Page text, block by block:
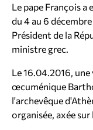
Le pape François
du 4 au 6
Président de la
ministre grec.
Le 16.04.2016,
œcuménique
l'archevêque
organisée, axée